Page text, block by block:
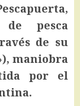
de pesca
de su
maniobra
por el